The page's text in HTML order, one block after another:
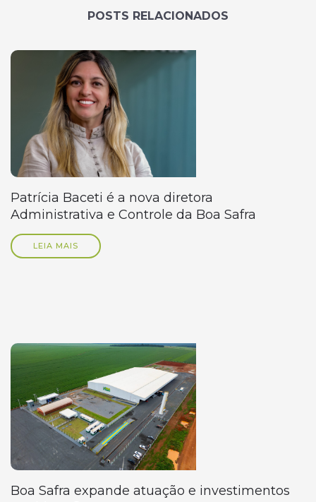
POSTS RELACIONADOS
Patrícia Baceti é a nova diretora
Administrativa e Controle da Boa Safra
LEIA MAIS
Boa Safra expande atuação e investimentos